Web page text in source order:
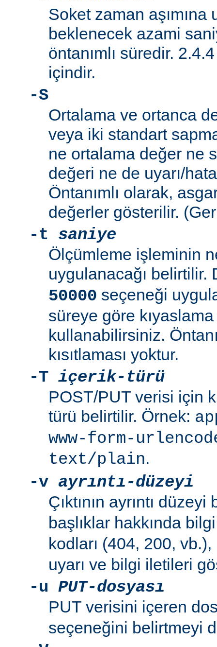
Soket zaman
beklenecek azami
öntanımlı süredir.
içindir.
-S
Ortalama ve ortanca
veya iki standart
ne ortalama değer ne
değeri ne de uyarı/
Öntanımlı olarak,
değerler gösterilir.
-t
saniye
Ölçümleme işleminin
uygulanacağı
50000 seçeneği
süreye göre
kullanabilirsiniz.
kısıtlaması yoktur.
-T içerik-türü
POST/PUT verisi için
türü belirtilir. Örnek:
www-form-
text/plain.
-v ayrıntı-düzeyi
Çıktının ayrıntı
başlıklar hakkında
kodları (404, 200, vb.),
uyarı ve bilgi iletileri
-u PUT-dosyası
PUT verisini içeren
seçeneğini belirtmeyi